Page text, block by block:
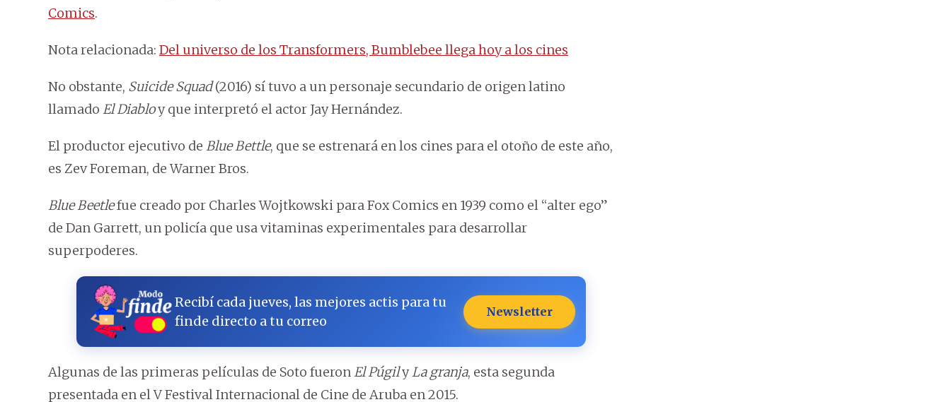
Comics.
Nota relacionada: Del universo de los Transformers, Bumblebee llega hoy a los cines
No obstante, Suicide Squad(2016) sí tuvo a un personaje secundario de origen latino
llamado El Diabloy que interpretó el actor Jay Hernández.
El productor ejecutivo de Blue Bettle, que se estrenará en los cines para el otoño de este año,
es Zev Foreman, de Warner Bros.
Blue Beetlefue creado por Charles Wojtkowski para Fox Comics en 1939 como el “alter ego”
de Dan Garrett, un policía que usa vitaminas experimentales para desarrollar
superpoderes.
Recibí cada jueves, las mejores actis para tu
finde directo a tu correo
Newsletter
Algunas de las primeras películas de Soto fueronEl PúgilyLa granja, esta segunda
presentada en el V Festival Internacional de Cine de Aruba en 2015.